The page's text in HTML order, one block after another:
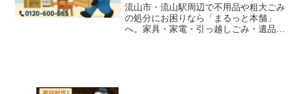
流山市・流山駅周辺で不用品や粗大ごみ
の処分にお困りなら「まるっと本舗」
へ。家具・家電・引っ越しごみ・遺品整